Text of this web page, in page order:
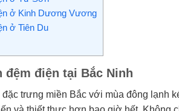
ở Kinh Dương Vương
ở Tiên Du
đệm điện tại Bắc Ninh
trưng miền Bắc với mùa đông lạnh